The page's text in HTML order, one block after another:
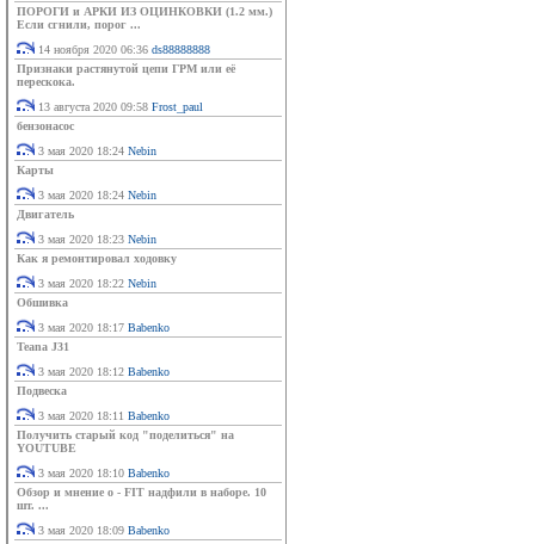
ПОРОГИ и АРКИ ИЗ ОЦИНКОВКИ (1.2 мм.)
Если сгнили, порог ...
14 ноября 2020 06:36 ds88888888
Признаки растянутой цепи ГРМ или её
перескока.
13 августа 2020 09:58 Frost_paul
бензонасос
3 мая 2020 18:24 Nebin
Карты
3 мая 2020 18:24 Nebin
Двигатель
3 мая 2020 18:23 Nebin
Как я ремонтировал ходовку
3 мая 2020 18:22 Nebin
Обшивка
3 мая 2020 18:17 Babenko
Teana J31
3 мая 2020 18:12 Babenko
Подвеска
3 мая 2020 18:11 Babenko
Получить старый код "поделиться" на
YOUTUBE
3 мая 2020 18:10 Babenko
Обзор и мнение о - FIT надфили в наборе. 10
шт. ...
3 мая 2020 18:09 Babenko